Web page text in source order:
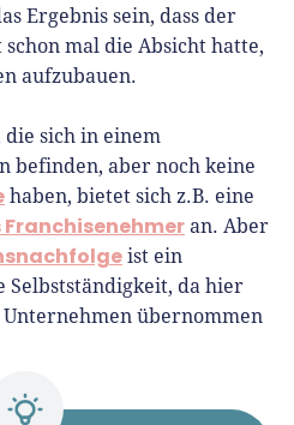
Ergebnis sein, dass der
mal die Absicht hatte,
aufzubauen.
sich in einem
befinden, aber noch keine
haben, bietet sich z.B. eine
an. Aber
ist ein
Selbstständigkeit, da hier
übernommen